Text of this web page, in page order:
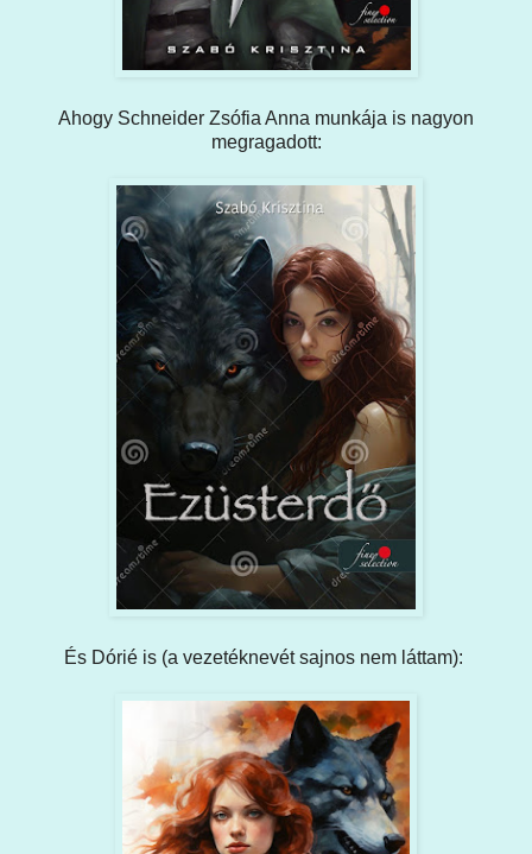
Ahogy Schneider Zsófia Anna munkája is nagyon
megragadott:
És Dórié is (a vezetéknevét sajnos nem láttam):